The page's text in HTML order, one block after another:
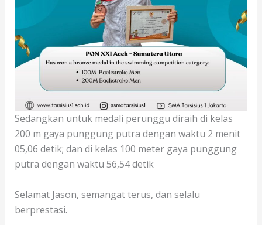
Sedangkan untuk medali perunggu diraih di kelas
200 m gaya punggung putra dengan waktu 2 menit
05,06 detik; dan di kelas 100 meter gaya punggung
putra dengan waktu 56,54 detik
Selamat Jason, semangat terus, dan selalu
berprestasi.